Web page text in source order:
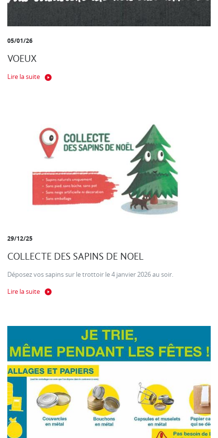
05/01/26
VOEUX
Lire la suite
29/12/25
COLLECTE DES SAPINS DE NOEL
Déposez vos sapins sur le trottoir le 4 janvier 2026 au soir.
Lire la suite